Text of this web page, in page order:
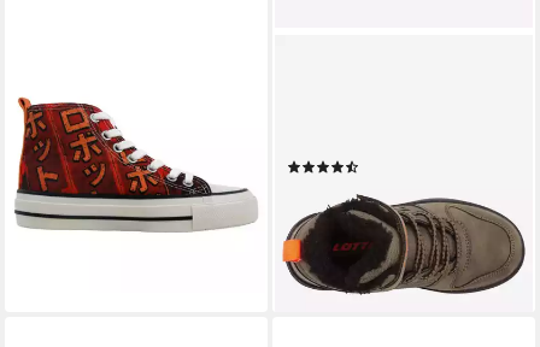
Robotto Sneaker
Handgefertigt
55,95 €
UVP69,95 €
-20%
lieferbar - in 2-3 Werktagen bei dir -35%
lieferbar - in 6-8 Werktagen bei dir